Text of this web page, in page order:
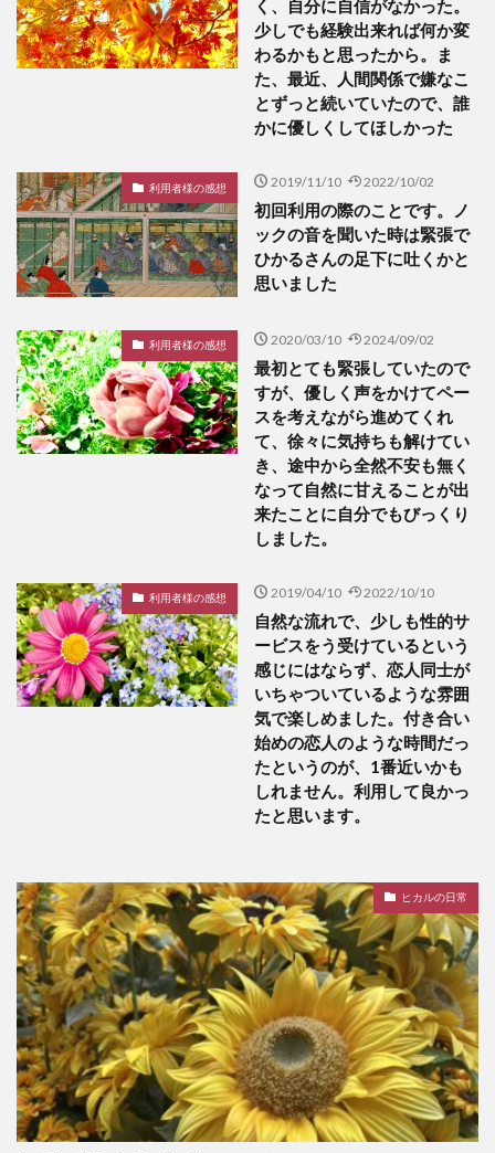
く、自分に自信がなかった。
少しでも経験出来れば何か変
わるかもと思ったから。ま
た、最近、人間関係で嫌なこ
とずっと続いていたので、誰
かに優しくしてほしかった
利用者様の感想 2019/11/10 2022/10/02
初回利用の際のことです。ノ
ックの音を聞いた時は緊張で
ひかるさんの足下に吐くかと
思いました
利用者様の感想 2020/03/10 2024/09/02
最初とても緊張していたので
すが、優しく声をかけてペー
スを考えながら進めてくれ
て、徐々に気持ちも解けてい
き、途中から全然不安も無く
なって自然に甘えることが出
来たことに自分でもびっくり
しました。
利用者様の感想 2019/04/10 2022/10/10
自然な流れで、少しも性的サ
ービスをう受けているという
感じにはならず、恋人同士が
いちゃついているような雰囲
気で楽しめました。付き合い
始めの恋人のような時間だっ
たというのが、1番近いかも
しれません。利用して良かっ
たと思います。
ヒカルの日常